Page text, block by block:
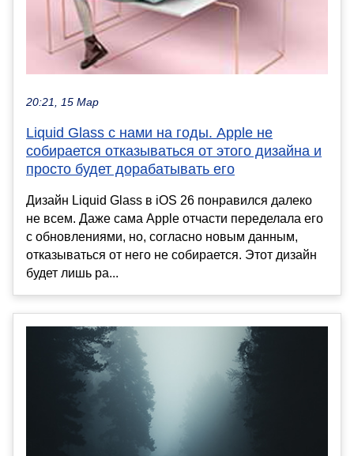
20:21, 15 Мар
Liquid Glass с нами на годы. Apple не
собирается отказываться от этого дизайна и
просто будет дорабатывать его
Дизайн Liquid Glass в iOS 26 понравился далеко
не всем. Даже сама Apple отчасти переделала его
с обновлениями, но, согласно новым данным,
отказываться от него не собирается. Этот дизайн
будет лишь ра...